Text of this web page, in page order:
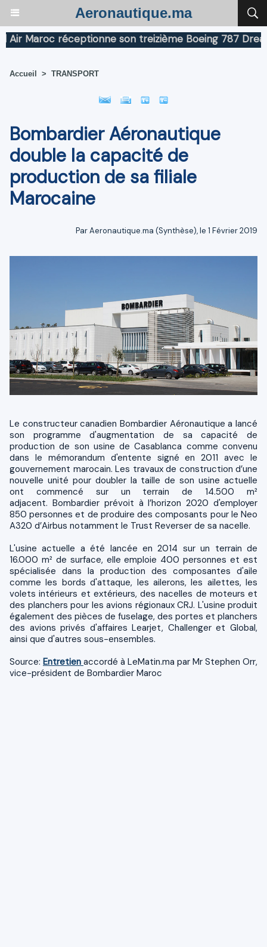
Aeronautique.ma
Maroc réceptionne son treizième Boeing 787
Accueil > TRANSPORT
Bombardier Aéronautique
double la capacité de
production de sa filiale
Marocaine
Par Aeronautique.ma (Synthèse), le 1 Février 2019
Le constructeur canadien Bombardier Aéronautique a lancé
son programme d'augmentation de sa capacité de
production de son usine de Casablanca comme convenu
dans le mémorandum d'entente signé en 2011 avec le
gouvernement marocain. Les travaux de construction d’une
nouvelle unité pour doubler la taille de son usine actuelle
ont commencé sur un terrain de 14.500 m²
adjacent. Bombardier prévoit à l’horizon 2020 d'employer
850 personnes et de produire des composants pour le Neo
A320 d’Airbus notamment le Trust Reverser de sa nacelle.
L'usine actuelle a été lancée en 2014 sur un terrain de
16.000 m² de surface, elle emploie 400 personnes et est
spécialisée dans la production des composantes d'aile
comme les bords d'attaque, les ailerons, les ailettes, les
volets intérieurs et extérieurs, des nacelles de moteurs et
des planchers pour les avions régionaux CRJ. L'usine produit
également des pièces de fuselage, des portes et planchers
des avions privés d'affaires Learjet, Challenger et Global,
ainsi que d'autres sous-ensembles.
Source: Entretien accordé à LeMatin.ma par Mr Stephen Orr,
vice-président de Bombardier Maroc